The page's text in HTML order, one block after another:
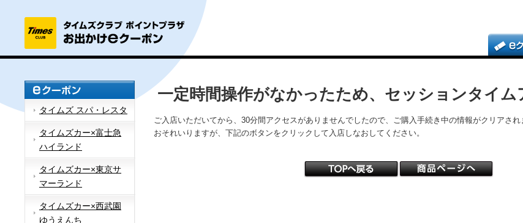
タイムズ スパ・レスタ
タイムズカー×富士急
ハイランド
タイムズカー×東京サ
マーランド
タイムズカー×西武園
ゆうえんち
一定時間操作がなかったため、セッションタイム
ご入店いただいてから、30分間アクセスがありませんでしたので、ご購入手続き中の情報がクリアされ
おそれいりますが、下記のボタンをクリックして入店しなおしてください。